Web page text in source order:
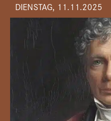
DIENSTAG, 11.11.2025